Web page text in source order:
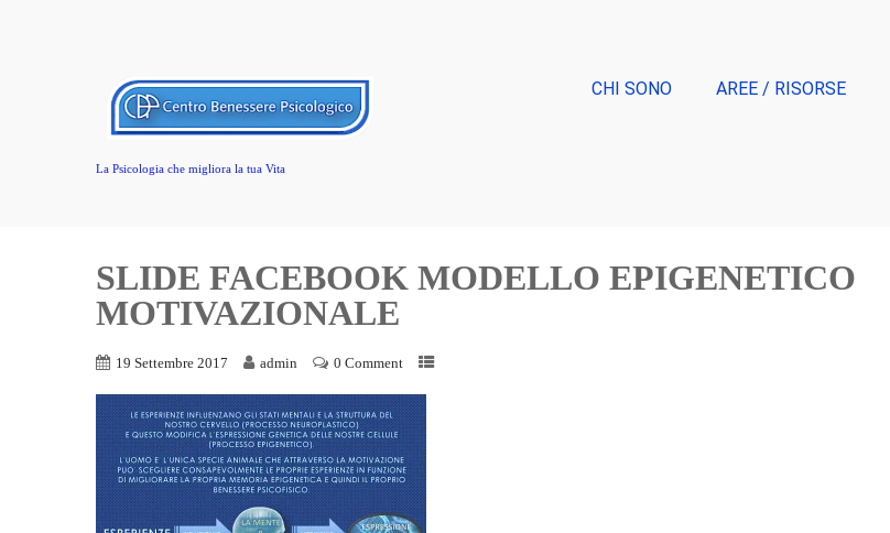
La Psicologia che migliora la tua Vita
CHI SONO AREE / RISORSE
SLIDE FACEBOOK MODELLO EPIGENETICO
MOTIVAZIONALE
19 Settembre 2017 admin 0 Comment